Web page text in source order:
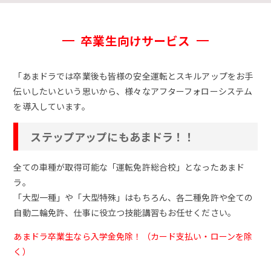
卒業生向けサービス
「あまドラでは卒業後も皆様の安全運転とスキルアップをお手
伝いしたいという思いから、様々なアフターフォローシステム
を導入しています。
ステップアップにもあまドラ！！
全ての車種が取得可能な「運転免許総合校」となったあまド
ラ。
「大型一種」や「大型特殊」はもちろん、各二種免許や全ての
自動二輪免許、仕事に役立つ技能講習もお任せください。
あまドラ卒業生なら入学金免除！（カード支払い・ローンを除
く）